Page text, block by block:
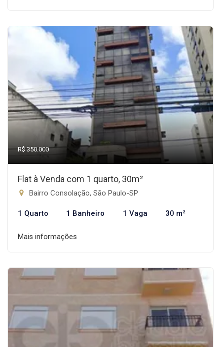
R$ 350.000
Flat à Venda com 1 quarto, 30m²
Bairro Consolação, São Paulo-SP
1 Quarto 1 Banheiro 1 Vaga 30 m²
Mais informações